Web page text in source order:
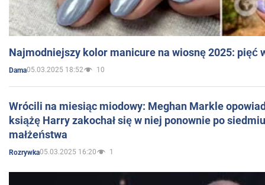
Najmodniejszy kolor manicure na wiosnę 2025: pięć
Dama05.03.2025 18:52 10
Wrócili na miesiąc miodowy: Meghan Markle
książę Harry zakochał się w niej ponownie po
małżeństwa
Rozrywka05.03.2025 16:20 1